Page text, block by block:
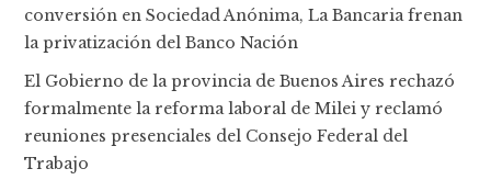
conversión en Sociedad Anónima, La Bancaria frenan
la privatización del Banco Nación
El Gobierno de la provincia de Buenos Aires rechazó
formalmente la reforma laboral de Milei y reclamó
reuniones presenciales del Consejo Federal del
Trabajo